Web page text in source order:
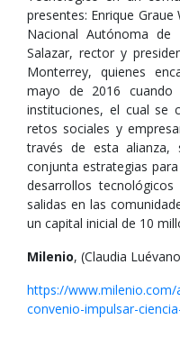
presentes: Enrique
Nacional Autónoma de
Salazar, rector y
Monterrey, quienes
mayo de 2016
instituciones, el cual se
retos sociales y
través de esta alianza,
conjunta estrategias
desarrollos
salidas en las
un capital inicial de 10
Milenio, (Claudia
https://www.milenio.com/
convenio-impulsar-